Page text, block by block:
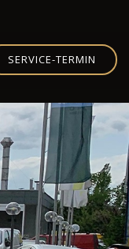
SERVICE-TERMIN